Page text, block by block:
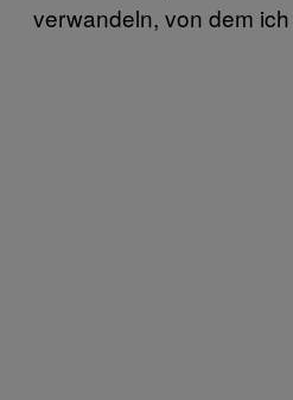
verwandeln, von dem